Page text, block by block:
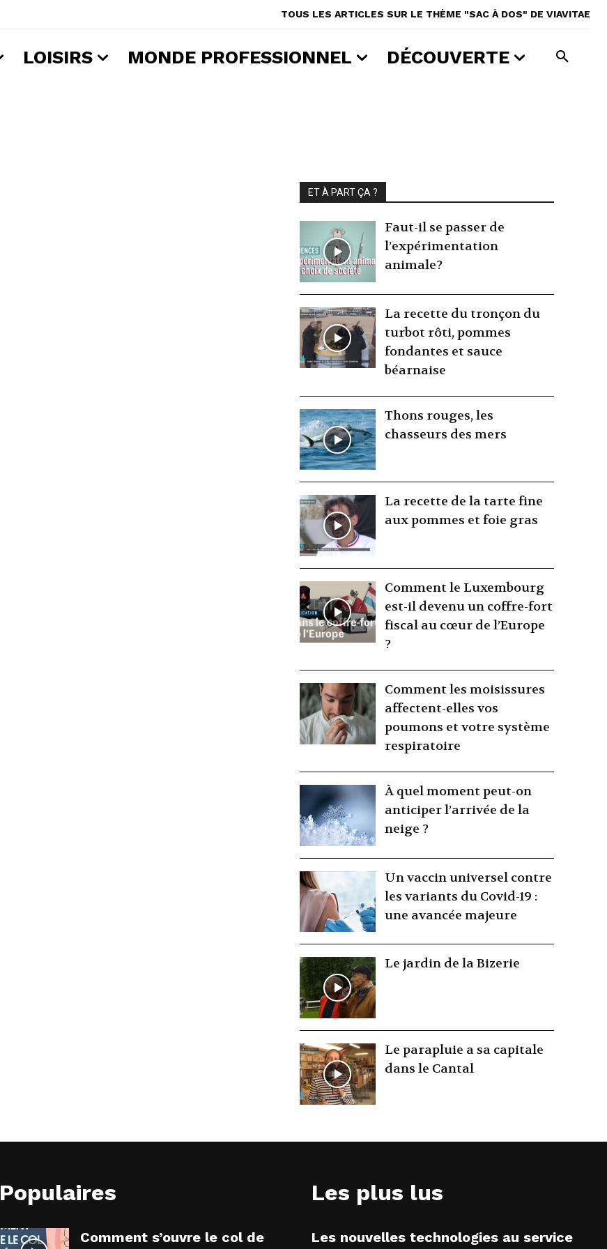
TOUS LES ARTICLES SUR LE THÈME "SAC À DOS" DE VIAVITAE
LOISIRS MONDE PROFESSIONNEL DÉCOUVERTE
ET À PART ÇA ?
Faut-il se passer de
l’expérimentation
animale?
La recette du tronçon du
turbot rôti, pommes
fondantes et sauce
béarnaise
Thons rouges, les
chasseurs des mers
La recette de la tarte fine
aux pommes et foie gras
Comment le Luxembourg
est-il devenu un coffre-fort
fiscal au cœur de l’Europe
?
Comment les moisissures
affectent-elles vos
poumons et votre système
respiratoire
À quel moment peut-on
anticiper l’arrivée de la
neige ?
Un vaccin universel contre
les variants du Covid-19 :
une avancée majeure
Le jardin de la Bizerie
Le parapluie a sa capitale
dans le Cantal
Populaires
Comment s’ouvre le col de
Les plus lus
Les nouvelles technologies au service